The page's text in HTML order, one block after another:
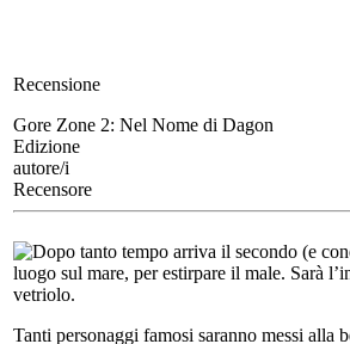
Recensione
Gore Zone 2: Nel Nome di Dagon
Edizione
autore/i
Recensore
Dopo tanto tempo arriva il secondo (e
luogo sul mare, per estirpare il male. Sarà
vetriolo.
Tanti personaggi famosi saranno messi